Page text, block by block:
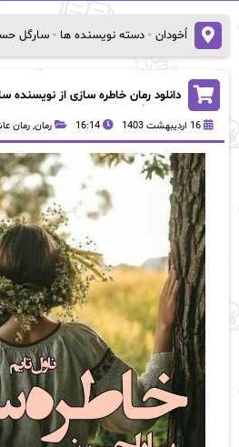
اُخودان- دسته نویسنده ها - سارگل
دانلود رمان خاطره سازی از نویسنده
16 اردیبهشت 1403 16:14 رمان,رمان